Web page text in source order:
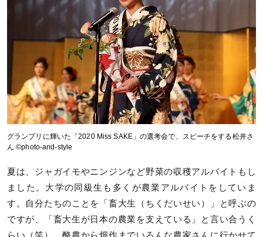
グランプリに輝いた「2020 Miss SAKE」の選考会で、スピーチをする松井さ
ん ©photo-and-style
夏は、ジャガイモやニンジンなど野菜の収穫アルバイトもし
ました。大学の同級生も多くが農業アルバイトをしていま
す。自分たちのことを「畜大生（ちくだいせい）」と呼ぶの
ですが、「畜大生が日本の農業を支えている」と言い合うく